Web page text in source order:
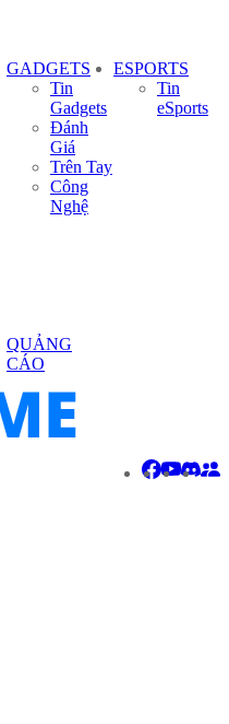
GADGETS
Tin
Gadgets
Đánh
Giá
Trên Tay
Công
Nghệ
ESPORTS
Tin
eSports
QUẢNG
CÁO